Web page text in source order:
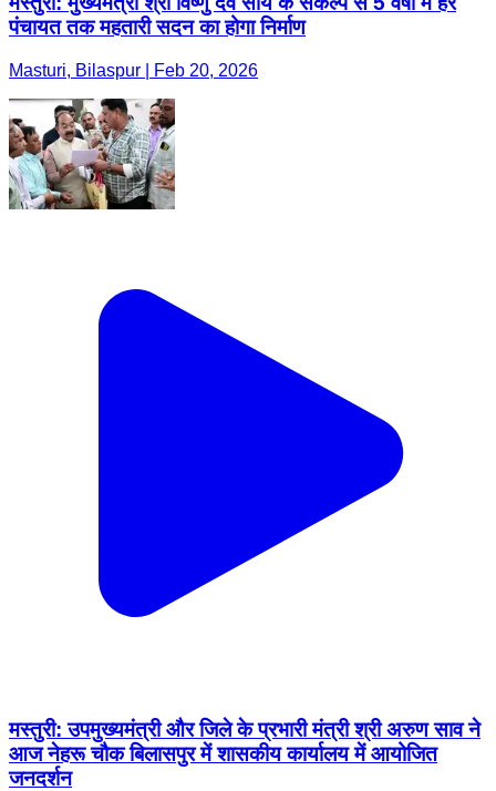
पंचायत तक महतारी सदन का होगा निर्माण
Masturi, Bilaspur | Feb 20, 2026
मस्तुरी: उपमुख्यमंत्री और जिले के प्रभारी मंत्री श्री अरुण साव ने
आज नेहरू चौक बिलासपुर में शासकीय कार्यालय में आयोजित
जनदर्शन